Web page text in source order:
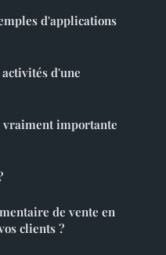
d'applications
d'une
vraiment importante
de vente en
clients ?